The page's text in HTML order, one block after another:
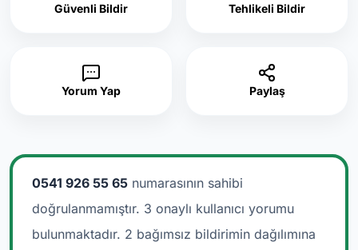
Güvenli Bildir Tehlikeli Bildir
Yorum Yap Paylaş
0541 926 55 65 numarasının sahibi
doğrulanmamıştır. 3 onaylı kullanıcı yorumu
bulunmaktadır. 2 bağımsız bildirimin dağılımına